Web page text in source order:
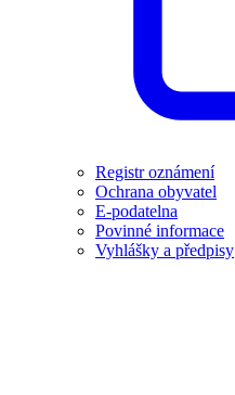
Registr oznámení
Ochrana obyvatel
E-podatelna
Povinné informace
Vyhlášky a předpisy